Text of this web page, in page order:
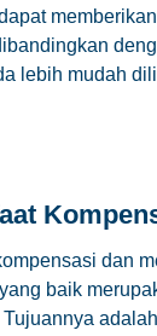
lebih mudah
dan
baik